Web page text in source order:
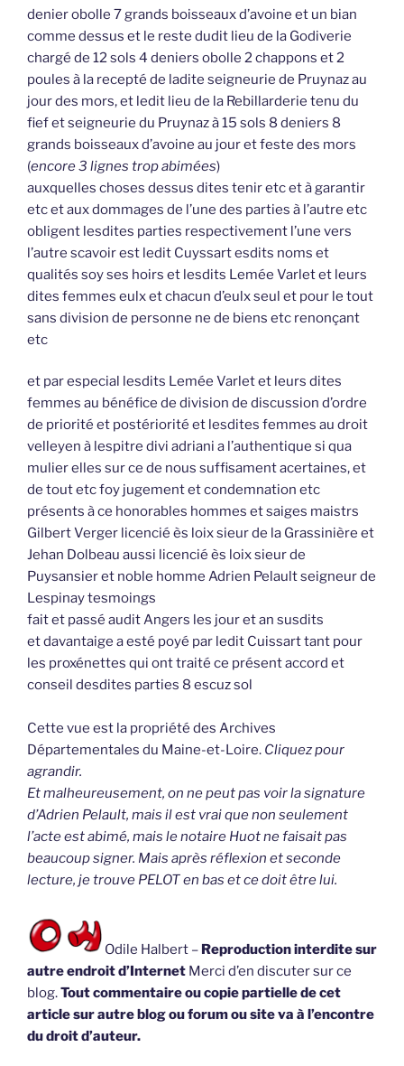
denier obolle 7 grands boisseaux d’avoine et un bian
comme dessus et le reste dudit lieu de la Godiverie
chargé de 12 sols 4 deniers obolle 2 chappons et 2
poules à la recepté de ladite seigneurie de Pruynaz au
jour des mors, et ledit lieu de la Rebillarderie tenu du
fief et seigneurie du Pruynaz à 15 sols 8 deniers 8
grands boisseaux d’avoine au jour et feste des mors
(encore 3 lignes trop abimées)
auxquelles choses dessus dites tenir etc et à garantir
etc et aux dommages de l’une des parties à l’autre etc
obligent lesdites parties respectivement l’une vers
l’autre scavoir est ledit Cuyssart esdits noms et
qualités soy ses hoirs et lesdits Lemée Varlet et leurs
dites femmes eulx et chacun d’eulx seul et pour le tout
sans division de personne ne de biens etc renonçant
etc
et par especial lesdits Lemée Varlet et leurs dites
femmes au bénéfice de division de discussion d’ordre
de priorité et postériorité et lesdites femmes au droit
velleyen à lespitre divi adriani a l’authentique si qua
mulier elles sur ce de nous suffisament acertaines, et
de tout etc foy jugement et condemnation etc
présents à ce honorables hommes et saiges maistrs
Gilbert Verger licencié ès loix sieur de la Grassinière et
Jehan Dolbeau aussi licencié ès loix sieur de
Puysansier et noble homme Adrien Pelault seigneur de
Lespinay tesmoings
fait et passé audit Angers les jour et an susdits
et davantaige a esté poyé par ledit Cuissart tant pour
les proxénettes qui ont traité ce présent accord et
conseil desdites parties 8 escuz sol
Cette vue est la propriété des Archives
Départementales du Maine-et-Loire. Cliquez pour
agrandir.
Et malheureusement, on ne peut pas voir la signature
d’Adrien Pelault, mais il est vrai que non seulement
l’acte est abimé, mais le notaire Huot ne faisait pas
beaucoup signer. Mais après réflexion et seconde
lecture, je trouve PELOT en bas et ce doit être lui.
Odile Halbert – Reproduction interdite sur
autre endroit d’Internet Merci d’en discuter sur ce
blog.Tout commentaire ou copie partielle de cet
article sur autre blog ou forum ou site va à l’encontre
du droit d’auteur.